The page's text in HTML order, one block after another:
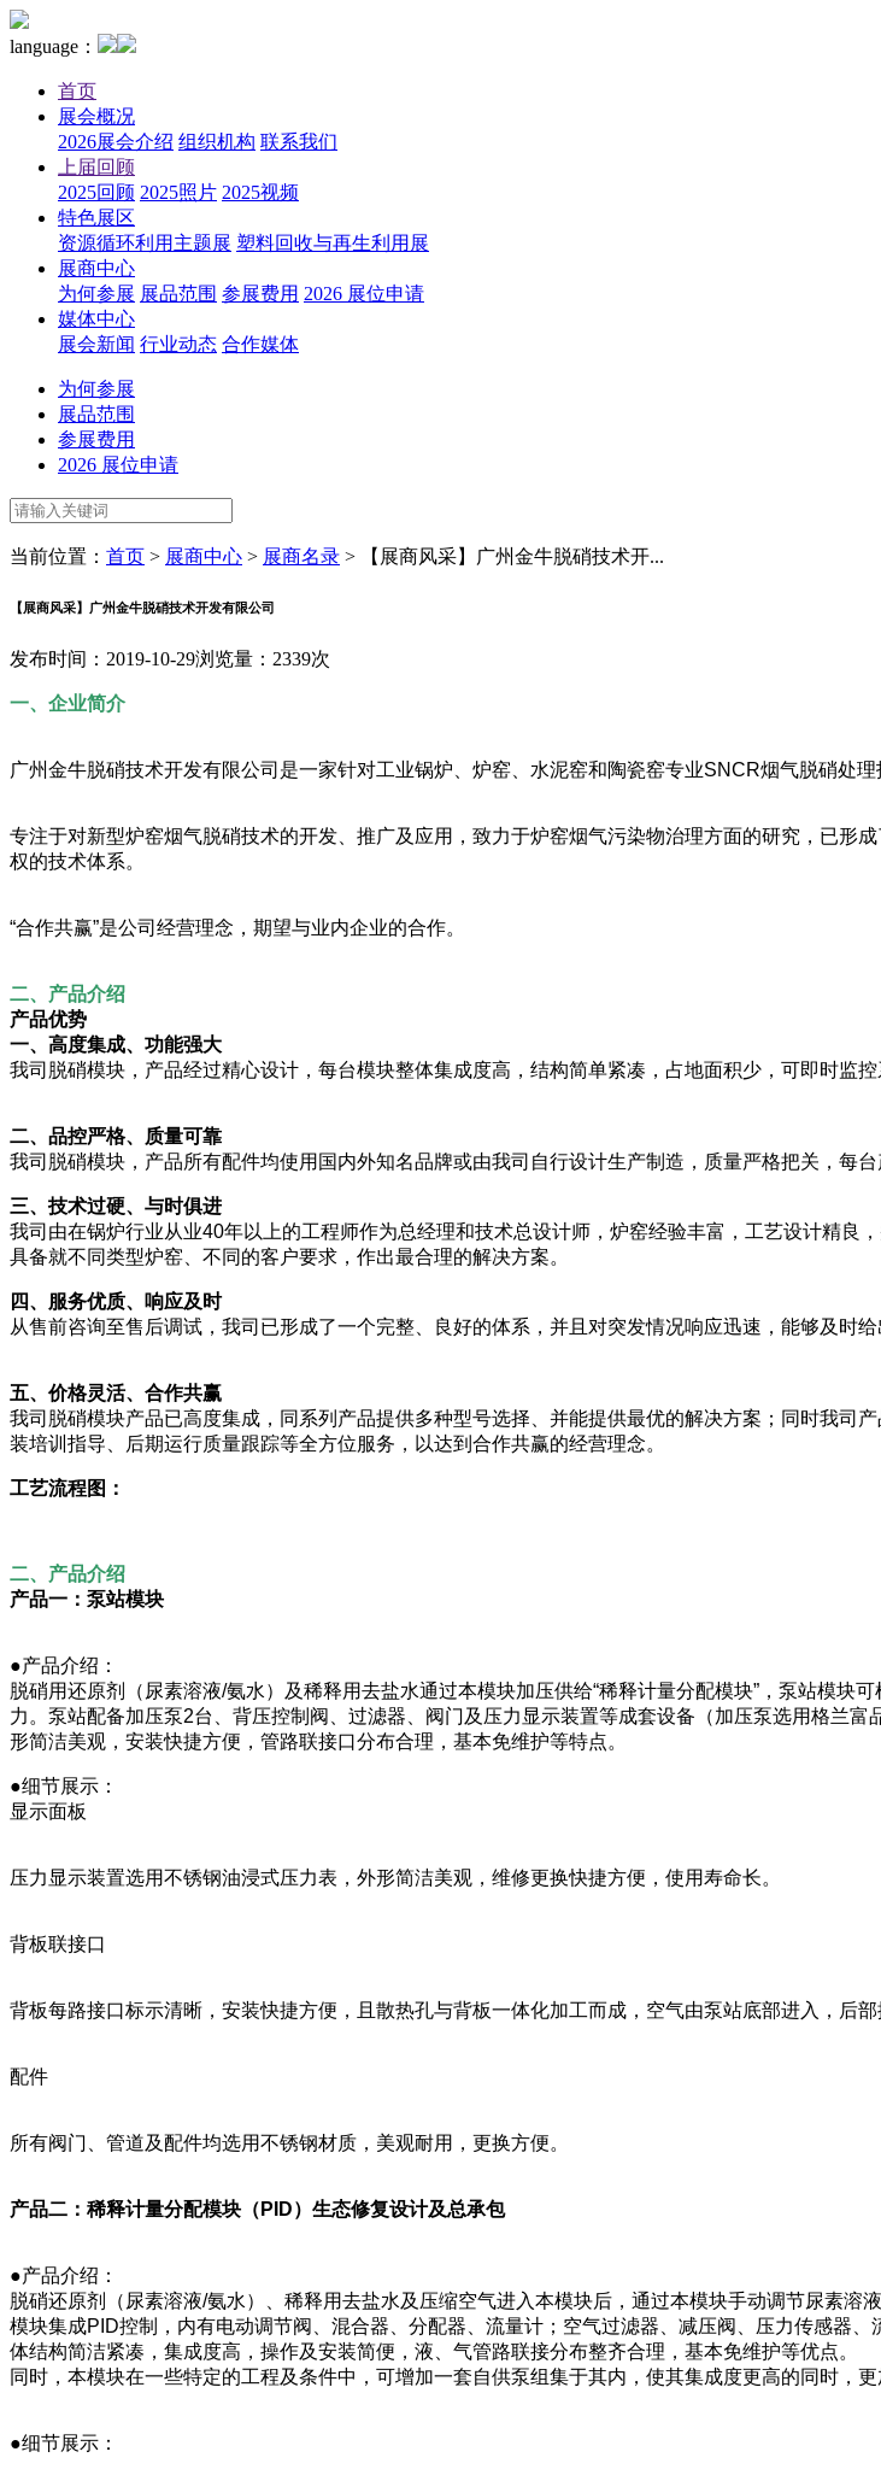
language：
首页
展会概况
2026展会介绍 组织机构 联系我们
上届回顾
2025回顾 2025照片 2025视频
特色展区
资源循环利用主题展 塑料回收与再生利用展
展商中心
为何参展 展品范围 参展费用 2026 展位申请
媒体中心
展会新闻 行业动态 合作媒体
为何参展
展品范围
参展费用
2026 展位申请
当前位置： 首页 > 展商中心 > 展商名录 > 【展商风采】广州金牛脱硝技术开...
【展商风采】广州金牛脱硝技术开发有限公司
发布时间：2019-10-29浏览量：2339次
一、企业简介
广州金牛脱硝技术开发有限公司是一家针对工业锅炉、炉窑、水泥窑和陶瓷窑专业SNCR烟气脱硝处理
专注于对新型炉窑烟气脱硝技术的开发、推广及应用，致力于炉窑烟气污染物治理方面的研究，已形
权的技术体系。
“合作共赢”是公司经营理念，期望与业内企业的合作。
二、产品介绍
产品优势
一、高度集成、功能强大
我司脱硝模块，产品经过精心设计，每台模块整体集成度高，结构简单紧凑，占地面积少，可即时监
二、品控严格、质量可靠
我司脱硝模块，产品所有配件均使用国内外知名品牌或由我司自行设计生产制造，质量严格把关，每
三、技术过硬、与时俱进
我司由在锅炉行业从业40年以上的工程师作为总经理和技术总设计师，炉窑经验丰富，工艺设计精良
具备就不同类型炉窑、不同的客户要求，作出最合理的解决方案。
四、服务优质、响应及时
从售前咨询至售后调试，我司已形成了一个完整、良好的体系，并且对突发情况响应迅速，能够及时给
五、价格灵活、合作共赢
我司脱硝模块产品已高度集成，同系列产品提供多种型号选择、并能提供最优的解决方案；同时我司
装培训指导、后期运行质量跟踪等全方位服务，以达到合作共赢的经营理念。
工艺流程图：
二、产品介绍
产品一：泵站模块
●产品介绍：
脱硝用还原剂（尿素溶液/氨水）及稀释用去盐水通过本模块加压供给“稀释计量分配模块”，泵站模
力。泵站配备加压泵2台、背压控制阀、过滤器、阀门及压力显示装置等成套设备（加压泵选用格兰
形简洁美观，安装快捷方便，管路联接口分布合理，基本免维护等特点。
●细节展示：
显示面板
压力显示装置选用不锈钢油浸式压力表，外形简洁美观，维修更换快捷方便，使用寿命长。
背板联接口
背板每路接口标示清晰，安装快捷方便，且散热孔与背板一体化加工而成，空气由泵站底部进入，后
配件
所有阀门、管道及配件均选用不锈钢材质，美观耐用，更换方便。
产品二：稀释计量分配模块（PID）生态修复设计及总承包
●产品介绍：
脱硝还原剂（尿素溶液/氨水）、稀释用去盐水及压缩空气进入本模块后，通过本模块手动调节尿素
模块集成PID控制，内有电动调节阀、混合器、分配器、流量计；空气过滤器、减压阀、压力传感器
体结构简洁紧凑，集成度高，操作及安装简便，液、气管路联接分布整齐合理，基本免维护等优点。
同时，本模块在一些特定的工程及条件中，可增加一套自供泵组集于其内，使其集成度更高的同时，更
●细节展示：